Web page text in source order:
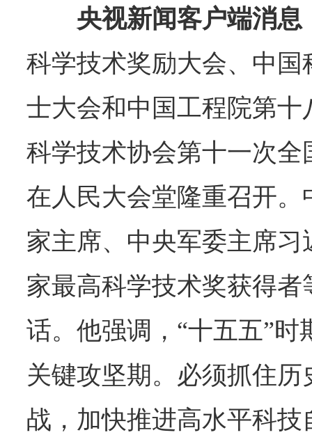
央视新闻客户端消息
科学技术奖励大会、中
士大会和中国工程院第
科学技术协会第十一次全
在人民大会堂隆重召开
家主席、中央军委主席
家最高科学技术奖获得
话。他强调，“十五五”
关键攻坚期。必须抓住
战，加快推进高水平科